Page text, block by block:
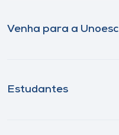
Venha para a Unoesc
Estudantes